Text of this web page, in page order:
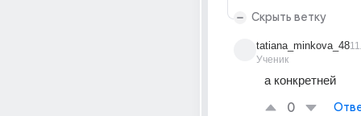
Скрыть ветку
tatiana_minkova_48
Ученик
а конкретней
0